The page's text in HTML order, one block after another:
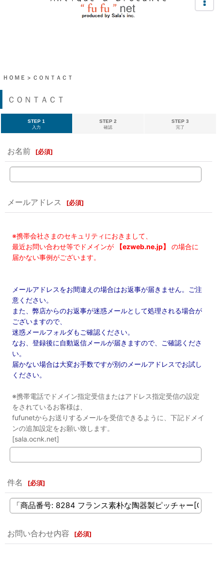
ＨＯＭＥ > ＣＯＮＴＡＣＴ
ＣＯＮＴＡＣＴ
STEP 1
入力
STEP 2
確認
STEP 3
完了
お名前 [必須]
メールアドレス [必須]
※携帯会社さまのセキュリティにおきまして、
最近お問い合わせ等でドメインが
【ezweb.ne.jp】
の場合に
届かない事例がございます。
メールアドレスをお間違えの場合はお返事が届きません。ご注
意ください。
また、弊店からのお返事が迷惑メールとして処理される場合が
ございますので、
迷惑メールフォルダもご確認ください。
なお、登録後に自動返信メールが届きますので、ご確認くださ
い。
届かない場合は大変お手数ですが別のメールアドレスでお試し
ください。
※携帯電話でドメイン指定受信またはアドレス指定受信の設定
をされているお客様は、
fufunetからお送りするメールを受信できるように、下記ドメイ
ンの追加設定をお願い致します。
[sala.ocnk.net]
件名 [必須]
お問い合わせ内容 [必須]